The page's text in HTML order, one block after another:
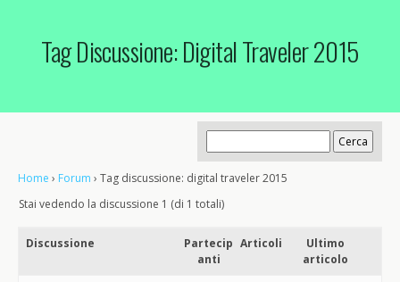
Tag Discussione: Digital Traveler 2015
Home › Forum › Tag discussione: digital traveler 2015
Stai vedendo la discussione 1 (di 1 totali)
Discussione
Partecip
anti
Articoli
Ultimo
articolo